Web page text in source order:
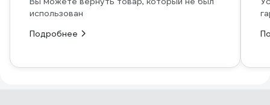
использован
Подробнее